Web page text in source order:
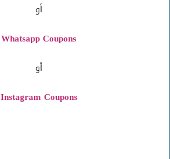
أو
Whatsapp Coupons
أو
Coupons
Instagram